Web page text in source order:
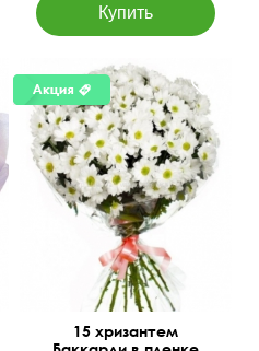
Количество цветов
можно изменить
15 хризантем